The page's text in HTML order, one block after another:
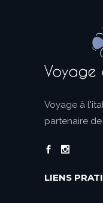
Voyage à
partenaire
LIENS